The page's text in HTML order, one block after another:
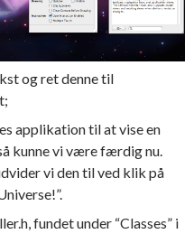
og ret denne til
applikation til at vise en
kunne vi være færdig nu.
vi den til ved klik på
fundet under “Classes” i